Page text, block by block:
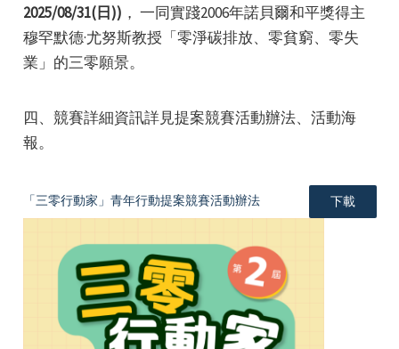
2025/08/31(日)) ， 一同實踐2006年諾貝爾和平獎得主
穆罕默德·尤努斯教授「零淨碳排放、零貧窮、零失
業」的三零願景。
四、競賽詳細資訊詳見提案競賽活動辦法、活動海
報。
「三零行動家」青年行動提案競賽活動辦法 下載